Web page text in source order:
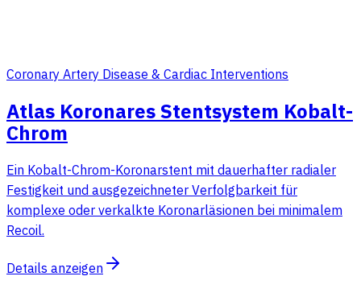
Coronary Artery Disease & Cardiac Interventions
Atlas Koronares Stentsystem Kobalt-
Chrom
Ein Kobalt-Chrom-Koronarstent mit dauerhafter radialer
Festigkeit und ausgezeichneter Verfolgbarkeit für
komplexe oder verkalkte Koronarläsionen bei minimalem
Recoil.
Details anzeigen